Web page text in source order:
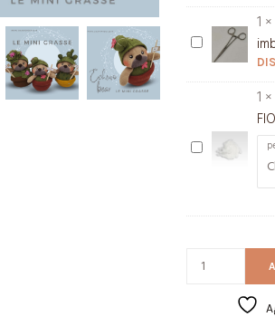
di
Country
Dolls
-
Pinza
per
imbottitura
1 ×
IMBOTTITURA
1 ×